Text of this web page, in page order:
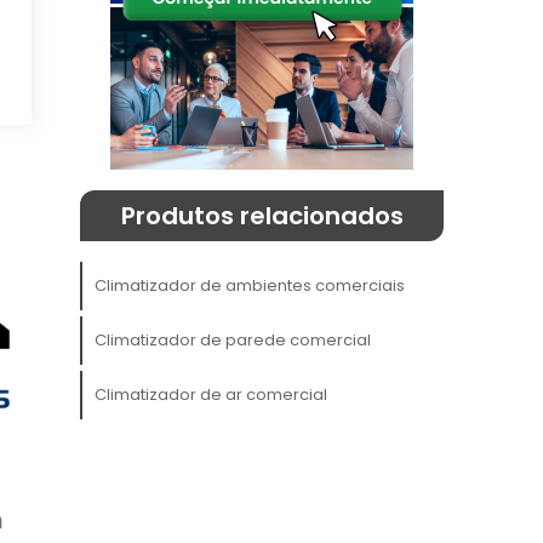
Produtos relacionados
Climatizador de ambientes comerciais
Climatizador de parede comercial
Climatizador de ar comercial